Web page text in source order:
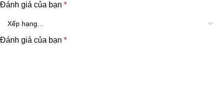
Đánh giá của bạn *
Đánh giá của bạn *